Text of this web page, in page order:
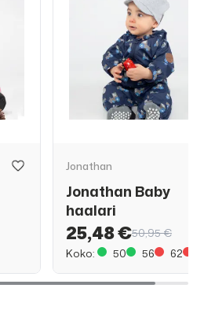
Jonathan
Jonathan Baby
haalari
25,48 €50,95 €
Koko:
50 56 62